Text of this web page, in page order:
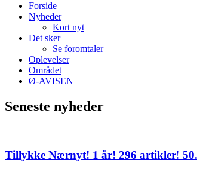
Forside
Nyheder
Kort nyt
Det sker
Se foromtaler
Oplevelser
Området
Ø-AVISEN
Seneste nyheder
Tillykke Nærnyt! 1 år! 296 artikler!